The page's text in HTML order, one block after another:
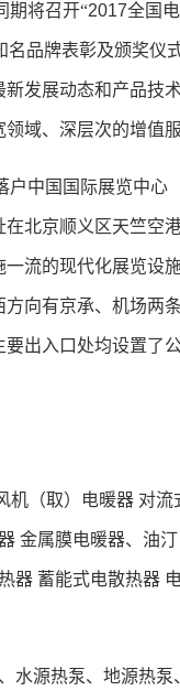
期将召开“2017全国
名品牌表彰及颁奖仪
发展动态和产品技
域、深层次的增值
中国国际展览中心
北京顺义区天竺空
流的现代化展览设
向有京承、机场两
出入口处均设置了
机（取）电暖器 对
金属膜电暖器、油
器 蓄能式电散热器
水源热泵、地源热